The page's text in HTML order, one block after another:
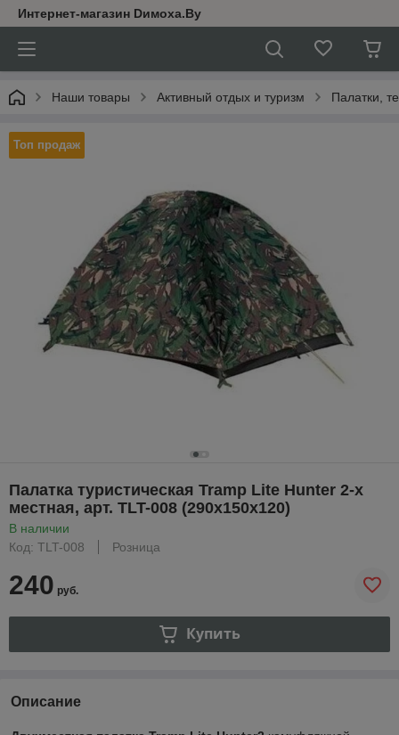
Интернет-магазин Dимoхa.By
Наши товары Активный отдых и туризм Палатки,
Топ продаж
Палатка туристическая Tramp Lite Hunter 2-х
местная, арт. TLT-008 (290x150x120)
В наличии
Код: TLT-008
Розница
240 руб.
Купить
Описание